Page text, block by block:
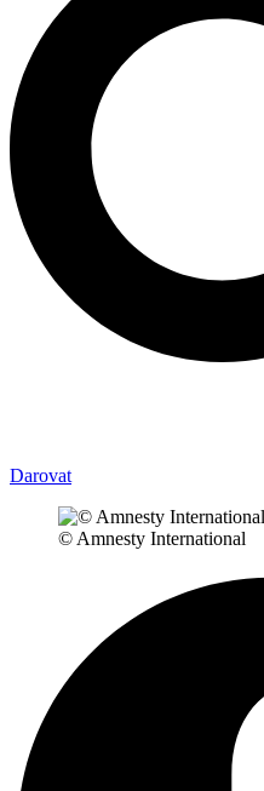
Darovat
© Amnesty International